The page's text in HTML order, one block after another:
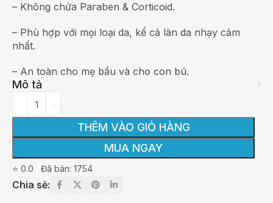
– Không chứa Paraben & Corticoid.
– Phù hợp với mọi loại da, kể cả làn da nhạy cảm
nhất.
– An toàn cho mẹ bầu và cho con bú.
Mô tả
THÊM VÀO GIỎ HÀNG
MUA NGAY
⭐ 0.0 Đã bán: 1754
Chia sẻ: